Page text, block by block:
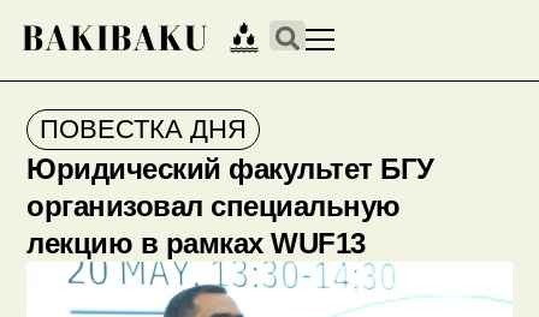
ПОВЕСТКА ДНЯ
Юридический факультет БГУ
организовал специальную
лекцию в рамках WUF13